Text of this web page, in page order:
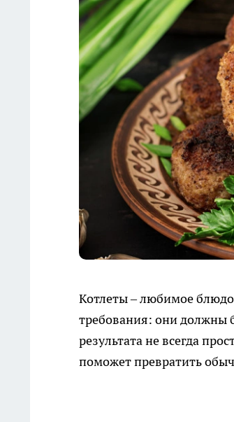
Котлеты – любимое
требования: они должны
результата не всегда
поможет превратить